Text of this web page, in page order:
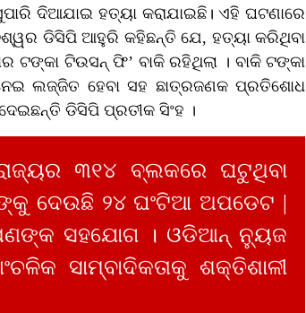
ଦିଆଯାଇ ହତ୍ୟା କରାଯାଇଛି। ଏହି ଘଟଣାରେ
ଡିସିପି ଆହୁରି କହିଛନ୍ତି ଯେ, ହତ୍ୟା କରିଥିବା
ଟଙ୍କା ଟିଉସନ୍‌ ଫି’ ବାକି ରହିଥିଲା । ବାକି ଟଙ୍କା
ଲଜ୍ଜିତ ହେବା ସହ ଛାତ୍ରଜଣକ ପ୍ରତିଶୋଧ
ଡିସିପି ପ୍ରତୀକ ସିଂହ ।
୩୧୪ ବ୍ଲକରେ ଘଟୁଥିବା
ଦେଉଛି ୨୪ ଘଂଟିଆ ଅପଡେଟ |
ସହଯୋଗ । ଓଡିଆନ୍ ନ୍ୟୁଜ
ସାମ୍ବାଦିକତାକୁ ଶକ୍ତିଶାଳୀ